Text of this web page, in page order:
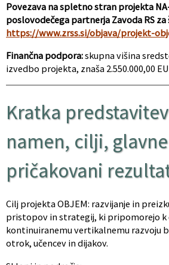
Povezava na spletno stran projekta
poslovodečega partnerja Zavoda RS
https://www.zrss.si/objava/projekt-
Finančna podpora:skupna višina
izvedbo projekta, znaša 2.550.000,00
Kratka
namen, cilji,
pričakovani
Cilj projekta OBJEM: razvijanje in
pristopov in strategij, ki pripomorejo k
kontinuiranemu vertikalnemu razvoju
otrok, učencev in dijakov.